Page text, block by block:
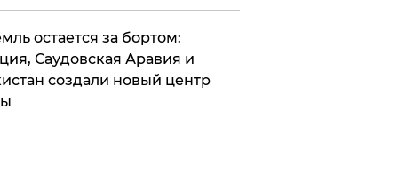
остается за бортом:
Саудовская Аравия и
создали новый центр